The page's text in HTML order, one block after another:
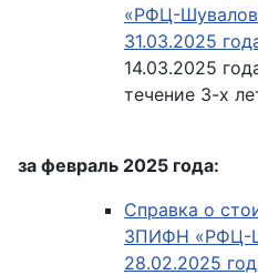
«РФЦ-
31.03.2025
14.03.2025
течение 3-х
за февраль 2025 года:
Справка о
ЗПИФН «РФЦ-
28.02.2025